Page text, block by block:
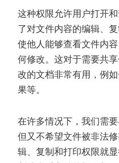
这种权限允许用户打开
了对文件内容的编辑、
使他人能够查看文件内
何修改。这对于需要共
改的文档非常有用，例
果等。
在许多情况下，我们需
但又不希望文件被非法
辑、复制和打印权限就